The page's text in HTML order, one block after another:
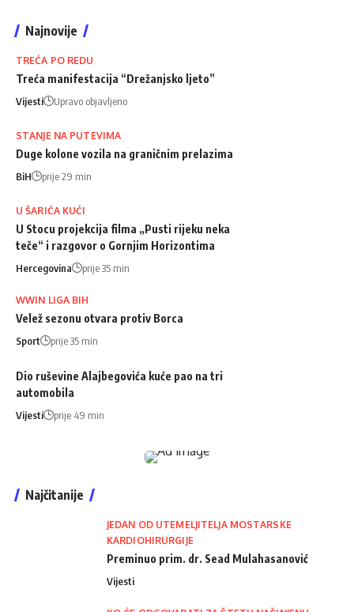
Najnovije
TREĆA PO REDU
Treća manifestacija “Drežanjsko ljeto”
Vijesti Upravo objavljeno
STANJE NA PUTEVIMA
Duge kolone vozila na graničnim prelazima
BiH prije 29 min
U ŠARIĆA KUĆI
U Stocu projekcija filma „Pusti rijeku neka
teče“ i razgovor o Gornjim Horizontima
Hercegovina prije 35 min
WWIN LIGA BIH
Velež sezonu otvara protiv Borca
Sport prije 35 min
Dio ruševine Alajbegovića kuće pao na tri
automobila
Vijesti prije 49 min
Najčitanije
JEDAN OD UTEMELJITELJA MOSTARSKE
KARDIOHIRURGIJE
Preminuo prim. dr. Sead Mulahasanović
Vijesti